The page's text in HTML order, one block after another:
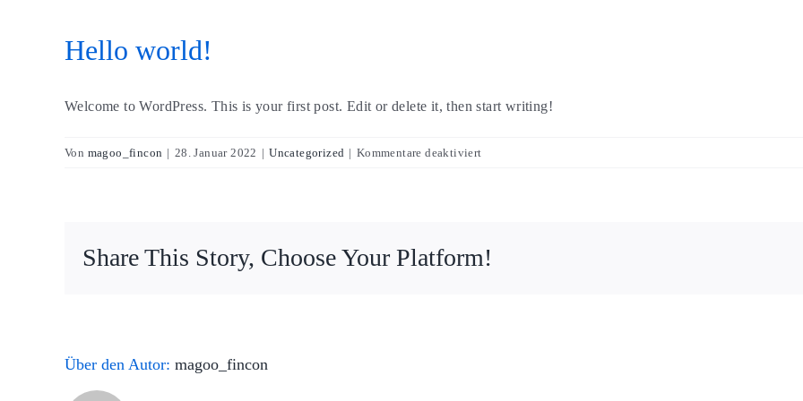
Hello world!
Welcome to WordPress. This is your first post. Edit or delete it, then start writing!
Von magoo_fincon | 28. Januar 2022 | Uncategorized | Kommentare deaktiviertfür
Share This Story, Choose Your Platform!
Über den Autor: magoo_fincon